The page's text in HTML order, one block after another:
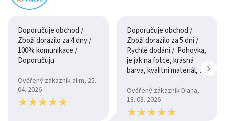
Doporučuje obchod /
Zboží dorazilo za 4 dny /
100% komunikace /
Doporučuju
Ověřený zákazník alim, 25.
04. 2026
★★★★★
★★★★★
Doporučuje obchod /
Zboží dorazilo za 5 dní /
Rychlé dodání / Pohovka,
je jak na fotce, krásná
barva, kvalitní materiál, a
Ověřený zákazník Diana,
13. 03. 2026
★★★★★
★★★★★